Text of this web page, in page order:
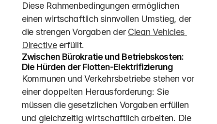
Diese Rahmenbedingungen ermöglichen
einen wirtschaftlich sinnvollen Umstieg, der
die strengen Vorgaben der Clean Vehicles
Directive erfüllt.
Zwischen Bürokratie und Betriebskosten:
Die Hürden der Flotten-Elektrifizierung
Kommunen und Verkehrsbetriebe stehen vor
einer doppelten Herausforderung: Sie
müssen die gesetzlichen Vorgaben erfüllen
und gleichzeitig wirtschaftlich arbeiten. Die